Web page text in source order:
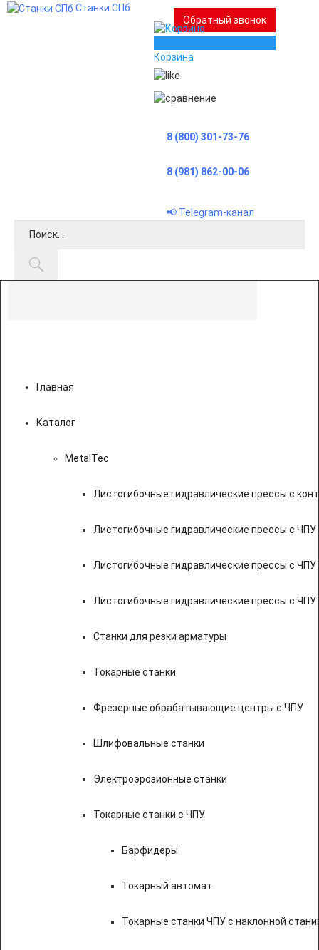
Станки СПб
Обратный звонок
Корзина
8 (800) 301-73-76
8 (981) 862-00-06
📢 Telegram-канал
Главная
Каталог
MetalTec
Листогибочные гидравлические прессы с
Листогибочные гидравлические прессы с
Листогибочные гидравлические прессы с ЧПУ
Листогибочные гидравлические прессы с
Станки для резки арматуры
Токарные станки
Фрезерные обрабатывающие центры с ЧПУ
Шлифовальные станки
Электроэрозионные станки
Токарные станки с ЧПУ
Барфидеры
Токарный автомат
Токарные станки ЧПУ c наклонной